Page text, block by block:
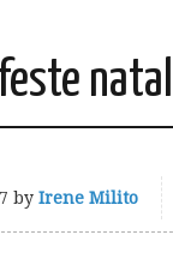
by Irene Milito